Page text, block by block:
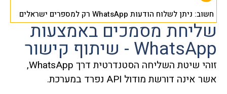
חשוב: ניתן לשלוח הודעות WhatsApp רק למספרים ישראלים
שליחת מסמכים באמצעות
WhatsApp - שיתוף קישור
זוהי שיטת השליחה הסטנדרטית דרך WhatsApp,
אשר אינה דורשת מודול API נפרד במערכת.